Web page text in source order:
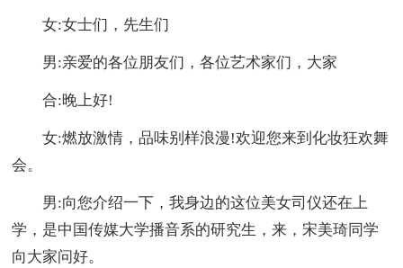
女:女士们，先生们
男:亲爱的各位朋友们，各位艺术家们，大家
合:晚上好!
女:燃放激情，品味别样浪漫!欢迎您来到化妆狂欢舞
会。
男:向您介绍一下，我身边的这位美女司仪还在上
学，是中国传媒大学播音系的研究生，来，宋美琦同学
向大家问好。